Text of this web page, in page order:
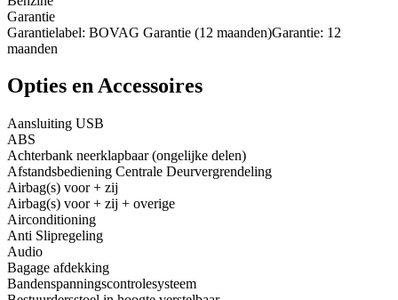
Garantie
Garantielabel: BOVAG Garantie (12 maanden)Garantie: 12
maanden
Opties en Accessoires
Aansluiting USB
ABS
Achterbank neerklapbaar (ongelijke delen)
Afstandsbediening Centrale Deurvergrendeling
Airbag(s) voor + zij
Airbag(s) voor + zij + overige
Airconditioning
Anti Slipregeling
Audio
Bagage afdekking
Bandenspanningscontrolesysteem